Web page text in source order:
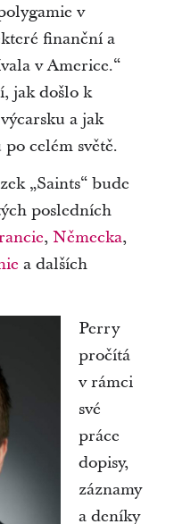
v
finanční a
v Americe.“
jak došlo k
a jak
celém světě.
„Saints“ bude
posledních
, Německa,
a dalších
Perry
pročítá
v rámci
své
práce
dopisy,
záznamy
a deníky